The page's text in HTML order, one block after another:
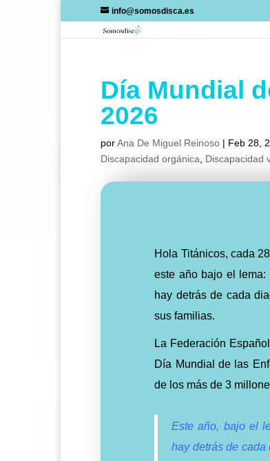
info@somosdisca.es
Día Mundial
2026
porAna De Miguel Reinoso | Feb 28,
Discapacidad orgánica
Discapacidad
Hola Titánicos, cada
este año bajo el
hay detrás de cada
sus familias.
La Federación
Día Mundial de las
de los más de 3
Este año, bajo el
hay detrás de cada